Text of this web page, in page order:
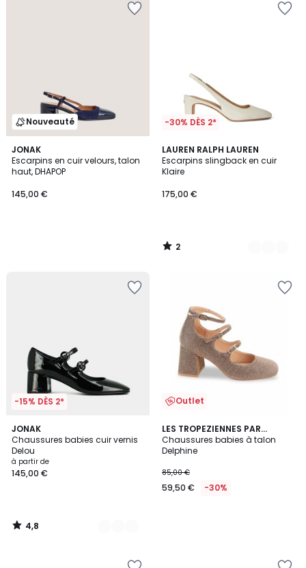
Nouveauté
JONAK
Escarpins en cuir velours, talon
haut, DHAPOP
145,00 €
-30% DÈS 2*
LAUREN RALPH LAUREN
Escarpins slingback en cuir
Klaire
175,00 €
2
/
5
3
Couleurs
2
/
-15% DÈS 2*
JONAK
Chaussures babies cuir vernis
Delou
à partir de
145,00 €
4,8
/ 5
3
Couleurs
4,8
/
Outlet
LES TROPEZIENNES PAR
M.BELARBI
Chaussures babies à talon
Delphine
85,00 €
59,50 € -30%